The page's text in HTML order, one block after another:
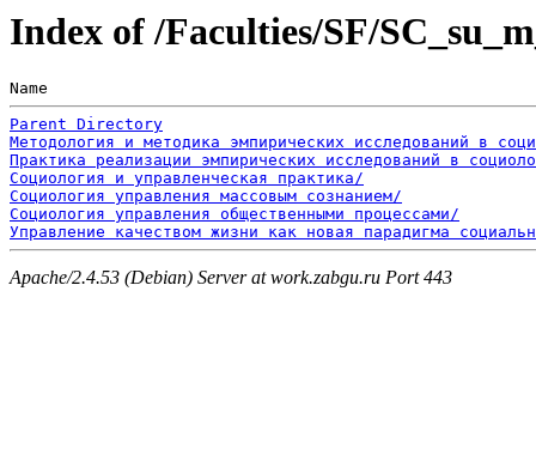
Index of /Faculties/SF/
Name
Parent Directory
Методология и методика эмпирических исследований в
Практика реализации эмпирических исследований в
Социология и управленческая практика/
Социология управления массовым сознанием/
Социология управления общественными процессами/
Управление качеством жизни как новая парадигма
Apache/2.4.53 (Debian) Server at work.zabgu.ru Port 443